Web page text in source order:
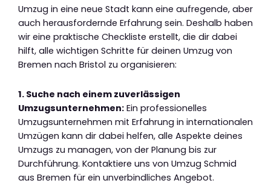
Umzug in eine neue Stadt kann eine aufregende, aber
auch herausfordernde Erfahrung sein. Deshalb haben
wir eine praktische Checkliste erstellt, die dir dabei
hilft, alle wichtigen Schritte für deinen Umzug von
Bremen nach Bristol zu organisieren:
1. Suche nach einem zuverlässigen
Umzugsunternehmen: Ein professionelles
Umzugsunternehmen mit Erfahrung in internationalen
Umzügen kann dir dabei helfen, alle Aspekte deines
Umzugs zu managen, von der Planung bis zur
Durchführung. Kontaktiere uns von Umzug Schmid
aus Bremen für ein unverbindliches Angebot.